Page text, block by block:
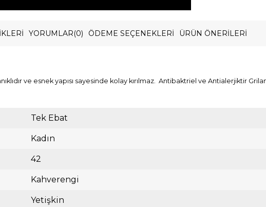
YORUMLAR(0) ÖDEME SEÇENEKLERI ÜRÜN ÖNERILERI
ve esnek yapısı sayesinde kolay kırılmaz. Antibaktriel ve Antialerjiktir
Tek Ebat
Kadın
42
Kahverengi
Yetişkin